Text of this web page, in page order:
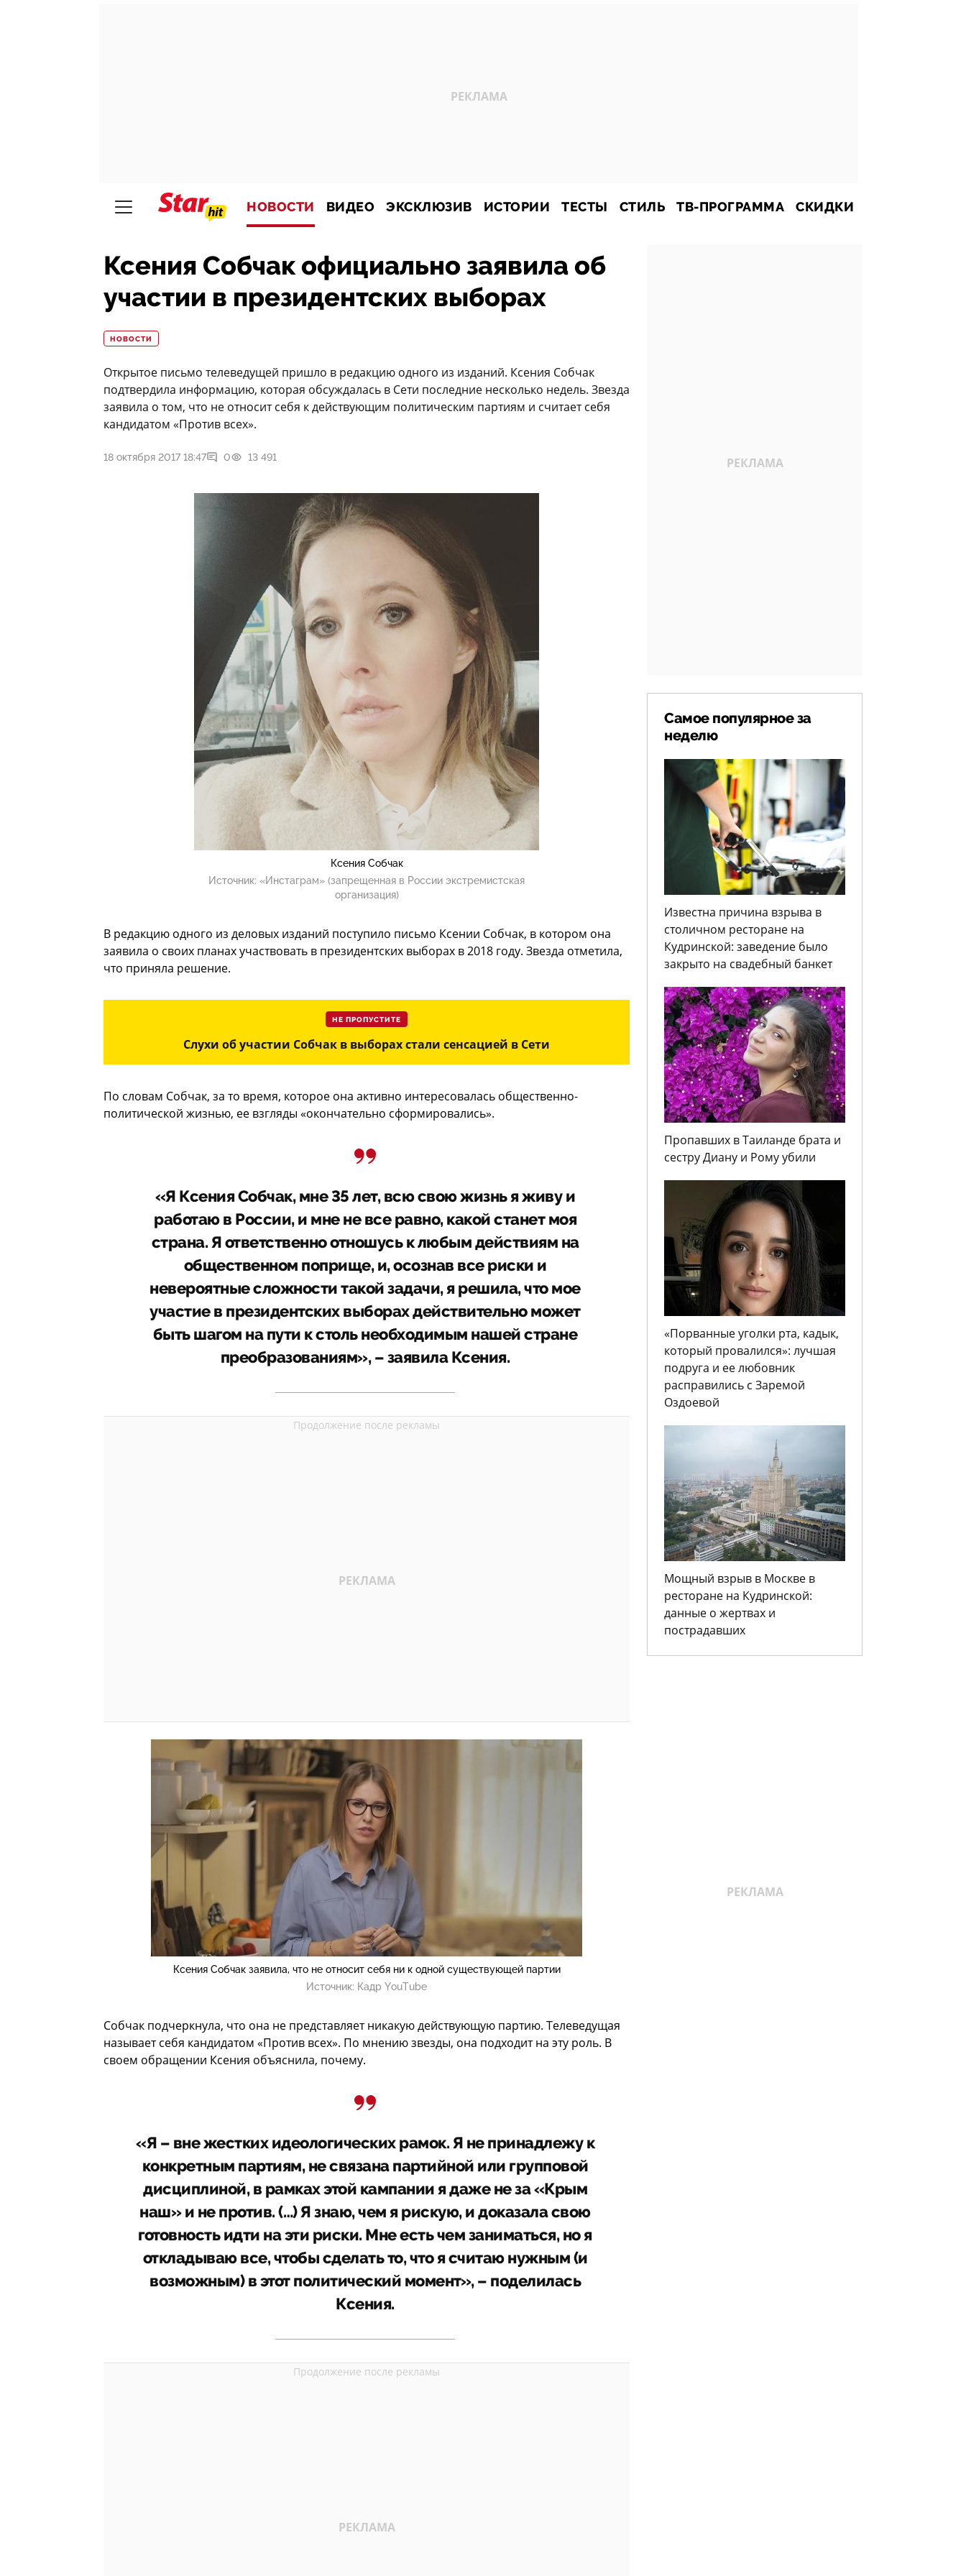
НОВОСТИ ВИДЕО ЭКСКЛЮЗИВ ИСТОРИИ ТЕСТЫ СТИЛЬ ТВ-ПРОГРАММА СКИДКИ
Ксения Собчак официально заявила об
участии в президентских выборах
НОВОСТИ
Открытое письмо телеведущей пришло в редакцию одного из изданий. Ксения Собчак
подтвердила информацию, которая обсуждалась в Сети последние несколько недель. Звезда
заявила о том, что не относит себя к действующим политическим партиям и считает себя
кандидатом «Против всех».
18 октября 2017 18:47 0 13 491
Ксения Собчак
Источник: «Инстаграм» (запрещенная в России экстремистская
организация)
В редакцию одного из деловых изданий поступило письмо Ксении Собчак, в котором она
заявила о своих планах участвовать в президентских выборах в 2018 году. Звезда отметила,
что приняла решение.
НЕ ПРОПУСТИТЕ
Слухи об участии Собчак в выборах стали сенсацией в Сети
По словам Собчак, за то время, которое она активно интересовалась общественно-
политической жизнью, ее взгляды «окончательно сформировались».
«Я Ксения Собчак, мне 35 лет, всю свою жизнь я живу и
работаю в России, и мне не все равно, какой станет моя
страна. Я ответственно отношусь к любым действиям на
общественном поприще, и, осознав все риски и
невероятные сложности такой задачи, я решила, что мое
участие в президентских выборах действительно может
быть шагом на пути к столь необходимым нашей стране
преобразованиям», – заявила Ксения.
Ксения Собчак заявила, что не относит себя ни к одной существующей партии
Источник: Кадр YouTube
Собчак подчеркнула, что она не представляет никакую действующую партию. Телеведущая
называет себя кандидатом «Против всех». По мнению звезды, она подходит на эту роль. В
своем обращении Ксения объяснила, почему.
«Я – вне жестких идеологических рамок. Я не принадлежу к
конкретным партиям, не связана партийной или групповой
дисциплиной, в рамках этой кампании я даже не за «Крым
наш» и не против. (…) Я знаю, чем я рискую, и доказала свою
готовность идти на эти риски. Мне есть чем заниматься, но я
откладываю все, чтобы сделать то, что я считаю нужным (и
возможным) в этот политический момент», – поделилась
Ксения.
Самое популярное за
неделю
Известна причина взрыва в
столичном ресторане на
Кудринской: заведение было
закрыто на свадебный банкет
Пропавших в Таиланде брата и
сестру Диану и Рому убили
«Порванные уголки рта, кадык,
который провалился»: лучшая
подруга и ее любовник
расправились с Заремой
Оздоевой
Мощный взрыв в Москве в
ресторане на Кудринской:
данные о жертвах и
пострадавших